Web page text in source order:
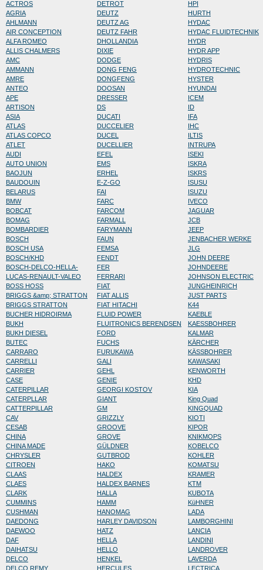
ACTROS
AGRIA
AHLMANN
AIR CONCEPTION
ALFA ROMEO
ALLIS CHALMERS
AMC
AMMANN
AMRE
ANTEO
APE
ARTISON
ASIA
ATLAS
ATLAS COPCO
ATLET
AUDI
AUTO UNION
BAOJUN
BAUDOUIN
BELARUS
BMW
BOBCAT
BOMAG
BOMBARDIER
BOSCH
BOSCH USA
BOSCH/KHD
BOSCH-DELCO-HELLA-
LUCAS-RENAULT-VALEO
BOSS HOSS
BRIGGS &amp; STRATTON
BRIGGS STRATTON
BUCHER HIDROIRMA
BUKH
BUKH DIESEL
BUTEC
CARRARO
CARRELLI
CARRIER
CASE
CATERPILLAR
CATERPLLAR
CATTERPILLAR
CAV
CESAB
CHINA
CHINA MADE
CHRYSLER
CITROEN
CLAAS
CLAES
CLARK
CUMMINS
CUSHMAN
DAEDONG
DAEWOO
DAF
DAIHATSU
DELCO
DELCO REMY
DETROT
DEUTZ
DEUTZ AG
DEUTZ FAHR
DHOLLANDIA
DIXIE
DODGE
DONG FENG
DONGFENG
DOOSAN
DRESSER
DS
DUCATI
DUCCELIER
DUCEL
DUCELLIER
EFEL
EMS
ERHEL
E-Z-GO
FAI
FARC
FARCOM
FARMALL
FARYMANN
FAUN
FEMSA
FENDT
FER
FERRARI
FIAT
FIAT ALLIS
FIAT HITACHI
FLUID POWER
FLUITRONICS BERENDSEN
FORD
FUCHS
FURUKAWA
GALI
GEHL
GENIE
GEORGI KOSTOV
GIANT
GM
GRIZZLY
GROOVE
GROVE
GÜLDNER
GUTBROD
HAKO
HALDEX
HALDEX BARNES
HALLA
HAMM
HANOMAG
HARLEY DAVIDSON
HATZ
HELLA
HELLO
HENKEL
HERCULES
HPI
HURTH
HYDAC
HYDAC FLUIDTECHNIK
HYDR
HYDR APP
HYDRIS
HYDROTECHNIC
HYSTER
HYUNDAI
ICEM
ID
IFA
IHC
ILTIS
INTRUPA
ISEKI
ISKRA
ISKRS
ISUSU
ISUZU
IVECO
JAGUAR
JCB
JEEP
JENBACHER WERKE
JLG
JOHN DEERE
JOHNDEERE
JOHNSON ELECTRIC
JUNGHEINRICH
JUST PARTS
K44
KAEBLE
KAESSBOHRER
KALMAR
KÄRCHER
KÄSSBOHRER
KAWASAKI
KENWORTH
KHD
KIA
King Quad
KINGQUAD
KIOTI
KIPOR
KNIKMOPS
KOBELCO
KOHLER
KOMATSU
KRAMER
KTM
KUBOTA
KüHNER
LADA
LAMBORGHINI
LANCIA
LANDINI
LANDROVER
LAVERDA
LECTRICA